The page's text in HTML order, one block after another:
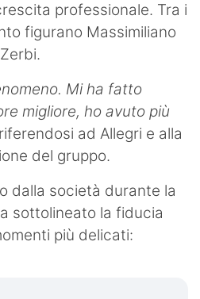
professionale. Tra i
figurano Massimiliano
Mi ha fatto
migliore, ho avuto più
ad Allegri e alla
del gruppo.
dalla società durante la
sottolineato la fiducia
più delicati: